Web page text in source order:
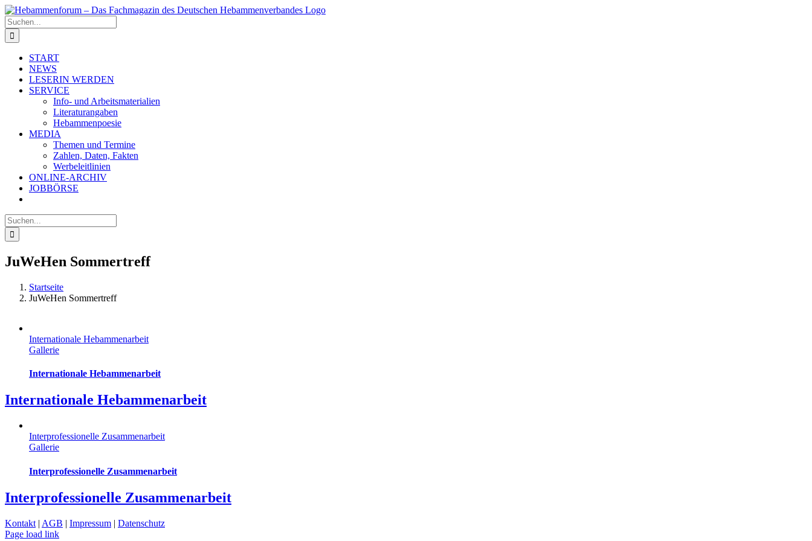
Zum
Inhalt
springen
Suche
nach:
START
NEWS
LESERIN WERDEN
SERVICE
Info- und Arbeitsmaterialien
Literaturangaben
Hebammenpoesie
MEDIA
Themen und Termine
Zahlen, Daten, Fakten
Werbeleitlinien
ONLINE-ARCHIV
JOBBÖRSE
Suche
nach:
JuWeHen Sommertreff
Startseite
JuWeHen Sommertreff
Internationale Hebammenarbeit
Gallerie
Internationale Hebammenarbeit
Internationale Hebammenarbeit
Interprofessionelle Zusammenarbeit
Gallerie
Interprofessionelle Zusammenarbeit
Interprofessionelle Zusammenarbeit
Kontakt | AGB | Impressum | Datenschutz
Page load link